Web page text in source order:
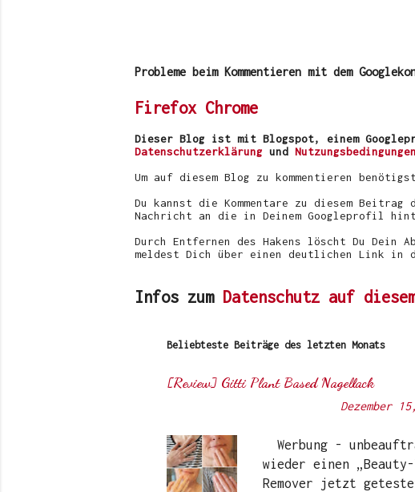
m
t
r
v
e
r
ö
f
f
e
n
t
l
h
Probleme beim Kommentieren mit dem
Firefox Chrome
Dieser Blog ist mit Blogspot, einem
Datenschutzerklärung und Nutzungsbedingungen
Um auf diesem Blog zu kommentieren
Du kannst die Kommentare zu diesem
Nachricht an die in Deinem Googleprofil
Durch Entfernen des Hakens löscht Du Dein
meldest Dich über einen deutlichen Link in
Infos zum Datenschutz auf
Beliebteste Beiträge des letzten Monats
[Review] Gitti Plant Based Nagellack
Dezember
Werbung -
wieder einen
Remover jetzt